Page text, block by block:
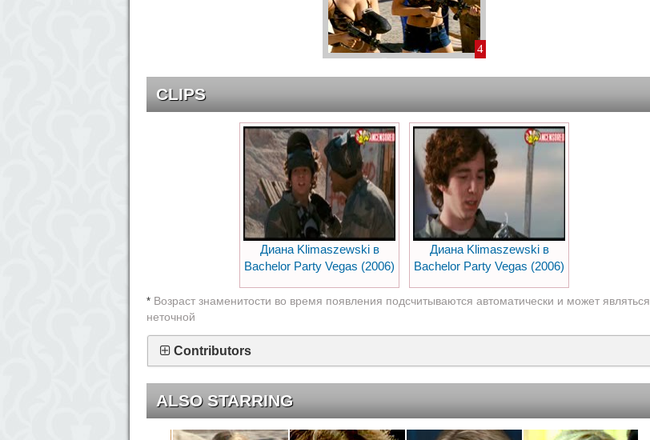
4
CLIPS
Диана Klimaszewski в
Bachelor Party Vegas (2006)
Диана Klimaszewski в
Bachelor Party Vegas (2006)
* Возраст знаменитости во время появления подсчитываются автоматически и может являться
неточной
Contributors
ALSO STARRING